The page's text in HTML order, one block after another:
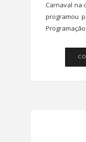
Carnaval na
programou